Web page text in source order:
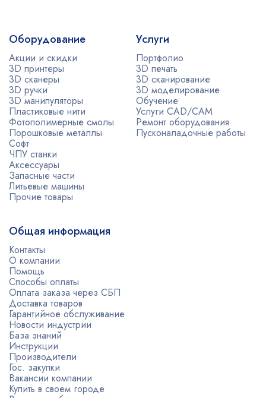
Оборудование
Акции и скидки
3D принтеры
3D сканеры
3D ручки
3D манипуляторы
Пластиковые нити
Фотополимерные смолы
Порошковые металлы
Софт
ЧПУ станки
Аксессуары
Запасные части
Литьевые машины
Прочие товары
Услуги
Портфолио
3D печать
3D сканирование
3D моделирование
Обучение
Услуги CAD/CAM
Ремонт оборудования
Пусконаладочные работы
Общая информация
Контакты
О компании
Помощь
Способы оплаты
Оплата заказа через СБП
Доставка товаров
Гарантийное обслуживание
Новости индустрии
База знаний
Инструкции
Производители
Гос. закупки
Вакансии компании
Купить в своем городе